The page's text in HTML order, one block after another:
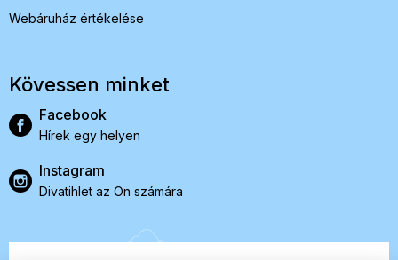
Webáruház értékelése
Kövessen minket
Facebook
Hírek egy helyen
Instagram
Divatihlet az Ön számára